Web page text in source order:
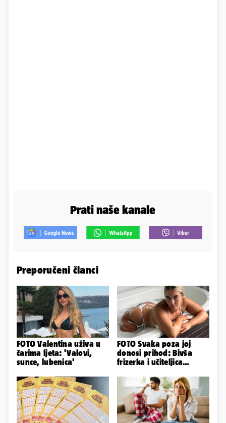
Prati naše kanale
Preporučeni članci
FOTO Valentina uživa u
čarima ljeta: 'Valovi,
sunce, lubenica'
FOTO Svaka poza joj
donosi prihod: Bivša
frizerka i učiteljica
Instagram